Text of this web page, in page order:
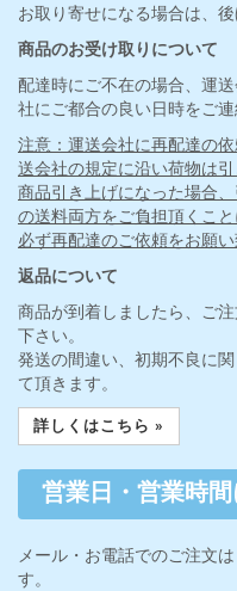
お取り寄せになる場合は、
商品のお受け取りについて
配達時にご不在の場合、運
社にご都合の良い日時をご
注意：運送会社に再配達の
送会社の規定に沿い荷物は引
商品引き上げになった場合
の送料両方をご負担頂くこと
必ず再配達のご依頼をお願い
返品について
商品が到着しましたら、ご
下さい。
発送の間違い、初期不良に
て頂きます。
詳しくはこちら »
営業日・営業時
メール・お電話でのご注文
す。